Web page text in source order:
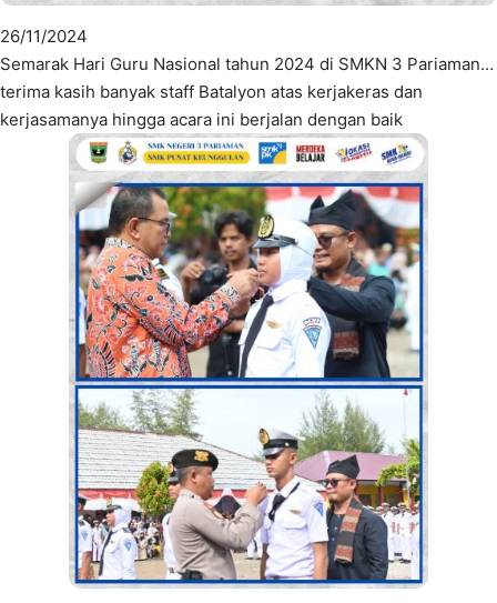
26/11/2024
Semarak Hari Guru Nasional tahun 2024 di SMKN 3 Pariaman…
terima kasih banyak staff Batalyon atas kerjakeras dan
kerjasamanya hingga acara ini berjalan dengan baik